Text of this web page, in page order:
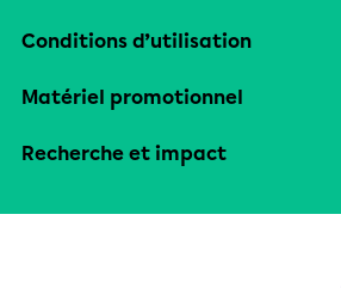
Conditions d’utilisation
Matériel promotionnel
Recherche et impact